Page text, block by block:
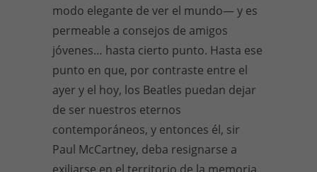
modo elegante de ver el mundo— y es
permeable a consejos de amigos
jóvenes… hasta cierto punto. Hasta ese
punto en que, por contraste entre el
ayer y el hoy, los Beatles puedan dejar
de ser nuestros eternos
contemporáneos, y entonces él, sir
Paul McCartney, deba resignarse a